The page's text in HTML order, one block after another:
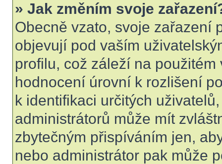
» Jak změním svoje
Obecně vzato, svoje zařazení
objevují pod vaším
profilu, což záleží na
hodnocení úrovní k rozlišení
k identifikaci určitých
administrátorů může mít
zbytečným přispíváním jen,
nebo administrátor pak může